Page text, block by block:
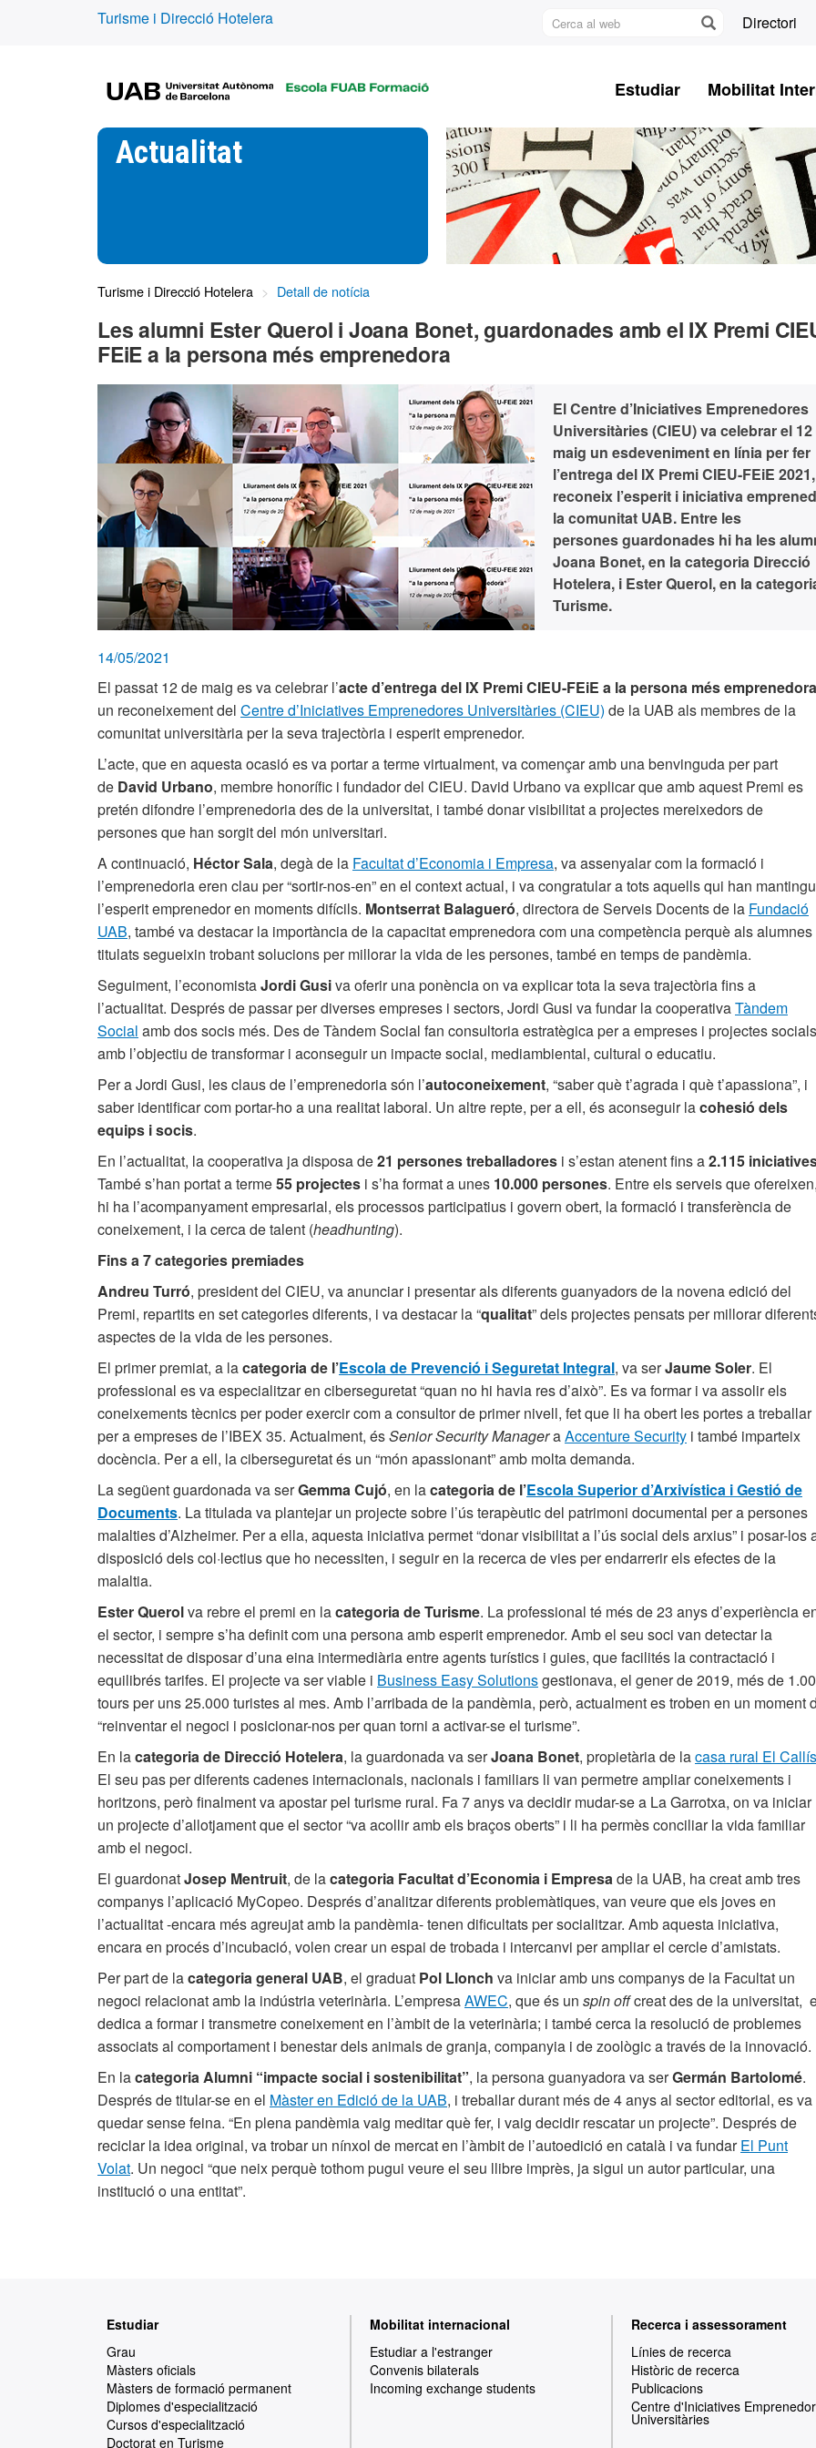
Turisme i Direcció Hotelera
Cerca
Directori
B
Estudiar Mobilitat
Actualitat
Turisme i Direcció Hotelera Detall de notícia
Les alumni Ester Querol i Joana Bonet, guardonades amb el IX Premi
FEiE a la persona més emprenedora
El Centre d’Iniciatives Emprenedores
Universitàries (CIEU) va celebrar el
maig un esdeveniment en línia per fer
l’entrega del IX Premi CIEU-FEiE
reconeix l’esperit i iniciativa
la comunitat UAB. Entre les
persones guardonades hi ha les
Joana Bonet, en la categoria Direcció
Hotelera, i Ester Querol, en la
Turisme.
14/05/2021
El passat 12 de maig es va celebrar l’acte d’entrega del IX Premi CIEU-FEiE a la persona més emprenedora
un reconeixement del Centre d’Iniciatives Emprenedores Universitàries (CIEU) de la UAB als membres de la
comunitat universitària per la seva trajectòria i esperit emprenedor.
L’acte, que en aquesta ocasió es va portar a terme virtualment, va començar amb una benvinguda per part
de David Urbano, membre honorífic i fundador del CIEU. David Urbano va explicar que amb aquest Premi es
pretén difondre l’emprenedoria des de la universitat, i també donar visibilitat a projectes mereixedors de
persones que han sorgit del món universitari.
A continuació, Héctor Sala, degà de la Facultat d’Economia i Empresa, va assenyalar com la formació i
l’emprenedoria eren clau per “sortir-nos-en” en el context actual, i va congratular a tots aquells qui han
l’esperit emprenedor en moments difícils. Montserrat Balagueró, directora de Serveis Docents de la Fundació
UAB, també va destacar la importància de la capacitat emprenedora com una competència perquè als alumnes
titulats segueixin trobant solucions per millorar la vida de les persones, també en temps de pandèmia.
Seguiment, l’economistaJordi Gusiva oferir una ponència on va explicar tota la seva trajectòria fins a
l’actualitat. Després de passar per diverses empreses i sectors, Jordi Gusi va fundar la cooperativaTàndem
Social amb dos socis més. Des de Tàndem Social fan consultoria estratègica per a empreses i projectes
amb l’objectiu de transformar i aconseguir un impacte social, mediambiental, cultural o educatiu.
Per a Jordi Gusi, les claus de l’emprenedoria són l’autoconeixement, “saber què t’agrada i què t’apassiona”, i
saber identificar com portar-ho a una realitat laboral. Un altre repte, per a ell, és aconseguir lacohesió dels
equips i socis.
En l’actualitat, la cooperativa ja disposa de21 persones treballadores i s’estan atenent fins a2.115
També s’han portat a terme55 projectes i s’ha format a unes 10.000 persones. Entre els serveis que ofereixen,
hi ha l’acompanyament empresarial, els processos participatius i govern obert, la formació i transferència de
coneixement, i la cerca de talent (headhunting).
Fins a 7 categories premiades
Andreu Turró, president del CIEU, va anunciar i presentar als diferents guanyadors de la novena edició del
Premi, repartits en set categories diferents, i va destacar la “qualitat” dels projectes pensats per millorar
aspectes de la vida de les persones.
El primer premiat, a lacategoria de l’Escola de Prevenció i Seguretat Integral, va serJaume Soler. El
professional es va especialitzar en ciberseguretat “quan no hi havia res d’això”. Es va formar i va assolir els
coneixements tècnics per poder exercir com a consultor de primer nivell, fet que li ha obert les portes a treballar
per a empreses de l’IBEX 35. Actualment, ésSenior Security ManageraAccenture Security i també imparteix
docència. Per a ell, la ciberseguretat és un “món apassionant” amb molta demanda.
La següent guardonada va serGemma Cujó, en lacategoria de l’Escola Superior d’Arxivística i Gestió de
Documents. La titulada va plantejar un projecte sobre l’ús terapèutic del patrimoni documental per a persones
malalties d’Alzheimer. Per a ella, aquesta iniciativa permet “donar visibilitat a l’ús social dels arxius” i posar-los
disposició dels col·lectius que ho necessiten, i seguir en la recerca de vies per endarrerir els efectes de la
malaltia.
Ester Querolva rebre el premi en lacategoria de Turisme. La professional té més de 23 anys d’experiència
el sector, i sempre s’ha definit com una persona amb esperit emprenedor. Amb el seu soci van detectar la
necessitat de disposar d’una eina intermediària entre agents turístics i guies, que facilités la contractació i
equilibrés tarifes. El projecte va ser viable i Business Easy Solutionsgestionava, el gener de 2019, més de
tours per uns 25.000 turistes al mes. Amb l’arribada de la pandèmia, però, actualment es troben en un moment
“reinventar el negoci i posicionar-nos per quan torni a activar-se el turisme”.
En lacategoria de Direcció Hotelera, la guardonada va serJoana Bonet, propietària de lacasa rural El Callís
El seu pas per diferents cadenes internacionals, nacionals i familiars li van permetre ampliar coneixements i
horitzons, però finalment va apostar pel turisme rural. Fa 7 anys va decidir mudar-se a La Garrotxa, on va iniciar
un projecte d’allotjament que el sector “va acollir amb els braços oberts” i li ha permès conciliar la vida familiar
amb el negoci.
El guardonatJosep Mentruit, de lacategoria Facultat d’Economia i Empresade la UAB, ha creat amb tres
companys l’aplicació MyCopeo. Després d’analitzar diferents problemàtiques, van veure que els joves en
l’actualitat -encara més agreujat amb la pandèmia- tenen dificultats per socialitzar. Amb aquesta iniciativa,
encara en procés d’incubació, volen crear un espai de trobada i intercanvi per ampliar el cercle d’amistats.
Per part de lacategoria general UAB, el graduat Pol Llonch va iniciar amb uns companys de la Facultat un
negoci relacionat amb la indústria veterinària. L’empresaAWEC, que és un spin offcreat des de la universitat,
dedica a formar i transmetre coneixement en l’àmbit de la veterinària; i també cerca la resolució de problemes
associats al comportament i benestar dels animals de granja, companyia i de zoològic a través de la innovació.
En lacategoria Alumni “impacte social i sostenibilitat”, la persona guanyadora va serGermán Bartolomé.
Després de titular-se en el Màster en Edició de la UAB, i treballar durant més de 4 anys al sector editorial, es va
quedar sense feina. “En plena pandèmia vaig meditar què fer, i vaig decidir rescatar un projecte”. Després de
reciclar la idea original, va trobar un nínxol de mercat en l’àmbit de l’autoedició en català i va fundarEl Punt
Volat. Un negoci “que neix perquè tothom pugui veure el seu llibre imprès, ja sigui un autor particular, una
institució o una entitat”.
Estudiar
Grau
Màsters oficials
Màsters de formació permanent
Diplomes d'especialització
Cursos d'especialització
Doctorat en Turisme
Mobilitat internacional
Estudiar a l'estranger
Convenis bilaterals
Incoming exchange students
Recerca i assessorament
Línies de recerca
Històric de recerca
Publicacions
Centre d'Iniciatives
Universitàries